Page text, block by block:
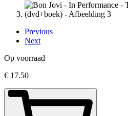
Previous
Next
Op voorraad
€ 17.50